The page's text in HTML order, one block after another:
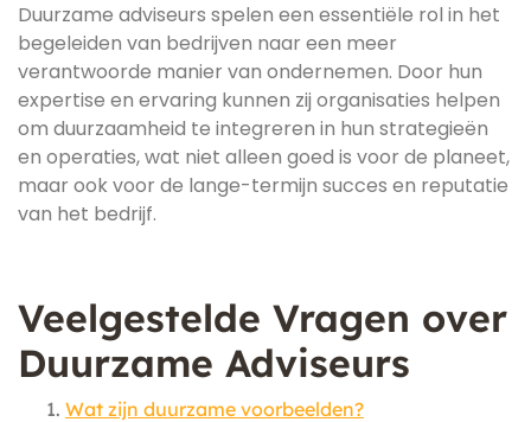
Duurzame adviseurs spelen een essentiële rol in het
begeleiden van bedrijven naar een meer
verantwoorde manier van ondernemen. Door hun
expertise en ervaring kunnen zij organisaties helpen
om duurzaamheid te integreren in hun strategieën
en operaties, wat niet alleen goed is voor de planeet,
maar ook voor de lange-termijn succes en reputatie
van het bedrijf.
Veelgestelde Vragen over
Duurzame Adviseurs
Wat zijn duurzame voorbeelden?